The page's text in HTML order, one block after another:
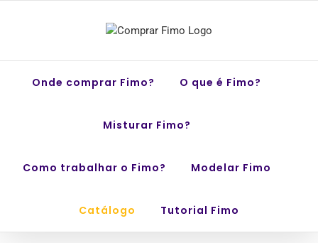
Onde comprar Fimo? O que é Fimo?
Misturar Fimo?
Como trabalhar o Fimo? Modelar Fimo
Catálogo Tutorial Fimo